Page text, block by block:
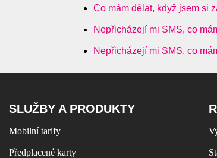
Co mám dělat, když jsem si
Nepřicházejí mi SMS, co
Nepřicházejí mi SMS, co
SLUŽBY A PRODUKTY
Mobilní tarify
Předplacené karty